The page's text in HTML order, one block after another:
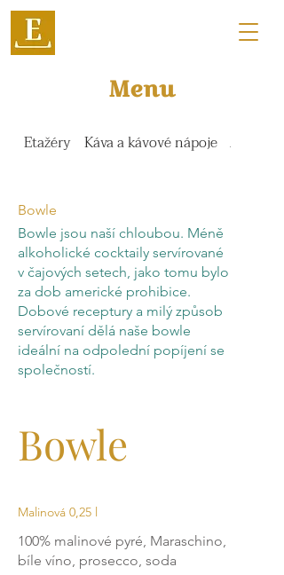
Menu
Etažéry Káva a kávové nápoje
Bowle
Bowle jsou naší chloubou. Méně
alkoholické cocktaily servírované
v čajových setech, jako tomu bylo
za dob americké prohibice.
Dobové receptury a milý způsob
servírovaní dělá naše bowle
ideální na odpolední popíjení se
společností.
Bowle
Malinová 0,25 l
100% malinové pyré, Maraschino,
bíle víno, prosecco, soda